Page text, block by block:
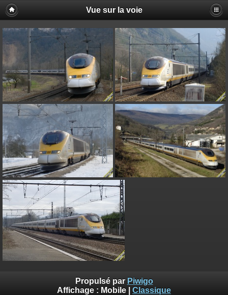
Vue sur la voie
Propulsé par Piwigo
Affichage : Mobile Classique